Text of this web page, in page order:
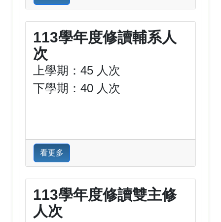
113學年度修讀輔系人
次
上學期：45 人次
下學期：40 人次
看更多
113學年度修讀雙主修
人次